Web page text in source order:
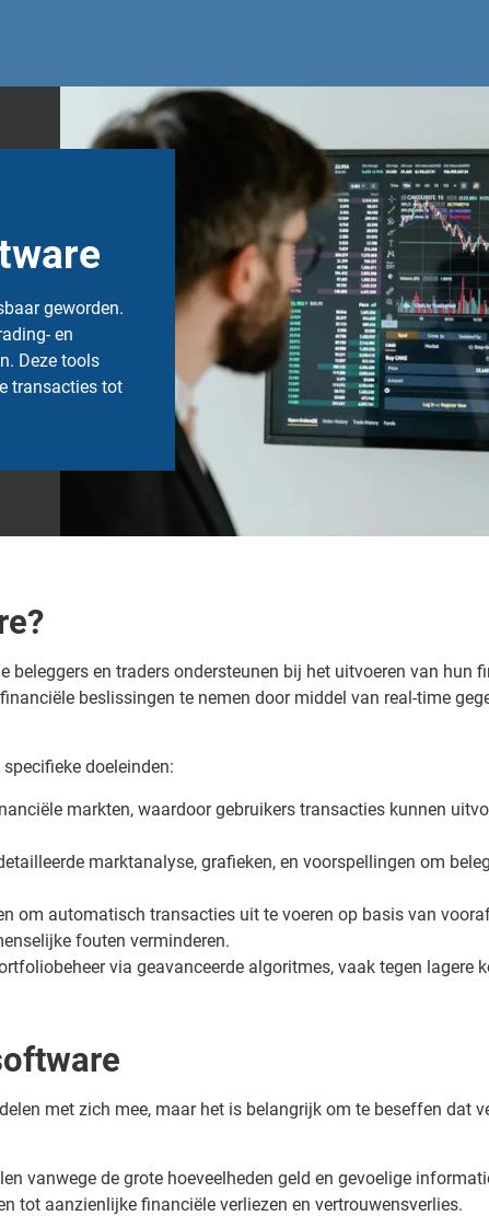
geworden.
en
Deze tools
transacties tot
en traders ondersteunen bij het uitvoeren van hun
beslissingen te nemen door middel van real-time
doeleinden:
markten, waardoor gebruikers transacties kunnen
marktanalyse, grafieken, en voorspellingen om
om automatisch transacties uit te voeren op basis van
fouten verminderen.
via geavanceerde algoritmes, vaak tegen lagere
met zich mee, maar het is belangrijk om te beseffen dat
vanwege de grote hoeveelheden geld en gevoelige
tot aanzienlijke financiële verliezen en vertrouwensverlies.